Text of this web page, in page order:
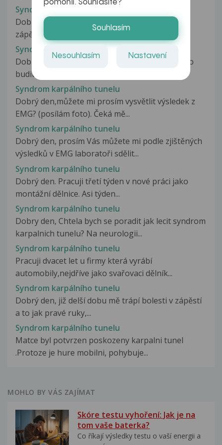
Syndrom karpálního tunelu
Dobrý den, Od toho týdne cítíp tupou bolest v
zápěstí, vystřelující až do...
Syndrom karpálního tunelu
Dobrý den, před cca půl rokem, mě v noci začalo
budit brnění v prstech na...
Syndrom karpálního tunelu
Dobrý den,můžete mi prosím vysvětlit výsledek z
EMG? (posílám foto). Čeká mě...
Syndrom karpálního tunelu
Dobrý den, prosím Vás můžete mi podle zjištěných
výsledků v EMG laboratoři sdělit...
Syndrom karpálního tunelu
Dobrý den. Pracuji třetí týden v nové práci jako
montážní dělnice. Asi týden...
Syndrom karpálního tunelu
Dobry den, Chtela bych se poradit jak lecit syndrom
karpalnich tunelu? Na neurologii...
Syndrom karpálního tunelu
Pracuji dvacet let u firmy která vyrábí
automobily,nejdříve jako svařovaci dělník...
Syndrom karpálního tunelu
Dobrý den, již delší dobu mě trápí bolesti v zápěstí
a to jak pravé ruky,...
Syndrom karpálního tunelu
Matce byl potvrzen poskozeny karpalni tunel
.Protoze je hure mobilni, pohybuje...
MOHLO BY VÁS ZAJÍMAT
Skóre testu vyhoření: Jak je na
tom vaše baterka?
Co říkají výsledky testu o vaší energii a
pomohli. Souhlasíte?
Souhlasím
Nesouhlasím Nastavení